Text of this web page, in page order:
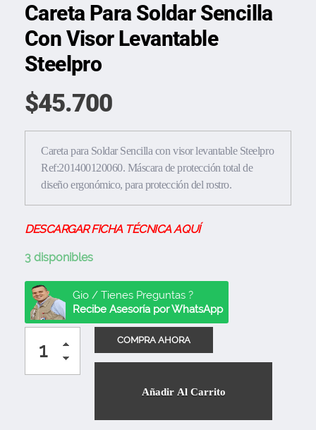
Careta Para Soldar Sencilla
Con Visor Levantable
Steelpro
$45.700
Careta para Soldar Sencilla con visor levantable Steelpro
Ref:201400120060. Máscara de protección total de
diseño ergonómico, para protección del rostro.
DESCARGAR FICHA TÉCNICA AQUÍ
3 disponibles
Gio / Tienes Preguntas ?
Recibe Asesoría por WhatsApp
Añadir Al Carrito